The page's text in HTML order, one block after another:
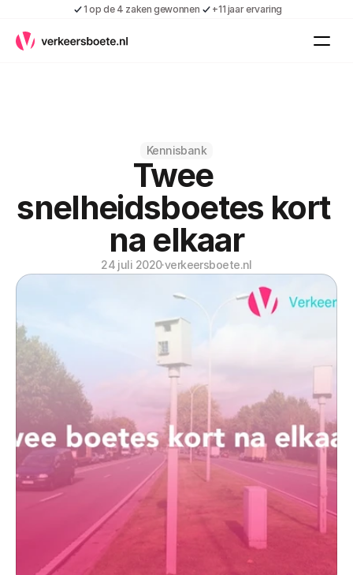
1 op de 4 zaken gewonnen +11 jaar ervaring
Kennis
Contact
Shop
Over ons
Kennisbank
Twee
snelheidsboetes kort
na elkaar
24 juli 2020·verkeersboete.nl